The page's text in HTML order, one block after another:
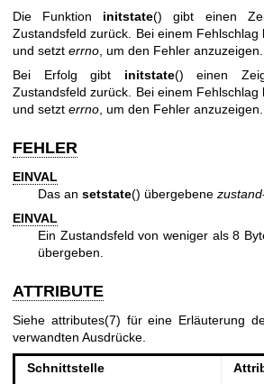
Die Funktion initstate() gibt einen
Zustandsfeld zurück. Bei einem Fehlschlag
und setzt errno , um den Fehler anzuzeigen.
Bei Erfolg gibt initstate() einen
Zustandsfeld zurück. Bei einem Fehlschlag
und setzt errno, um den Fehler anzuzeigen.
FEHLER
EINVAL
Das an setstate() übergebene zustand
EINVAL
Ein Zustandsfeld von weniger als 8
übergeben.
ATTRIBUTE
Siehe attributes(7) für eine Erläuterung
verwandten Ausdrücke.
Schnittstelle